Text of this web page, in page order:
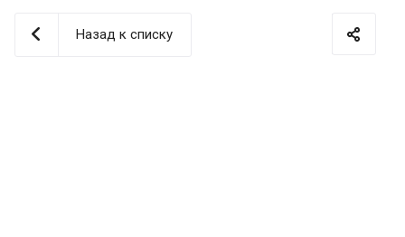
Назад к списку